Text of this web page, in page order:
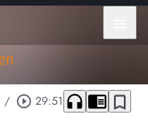
/ play_circle_outline 29:51 headphones chrome_reader_mode bookmark_border